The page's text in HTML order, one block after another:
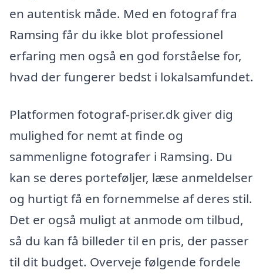
en autentisk måde. Med en fotograf fra
Ramsing får du ikke blot professionel
erfaring men også en god forståelse for,
hvad der fungerer bedst i lokalsamfundet.
Platformen fotograf-priser.dk giver dig
mulighed for nemt at finde og
sammenligne fotografer i Ramsing. Du
kan se deres porteføljer, læse anmeldelser
og hurtigt få en fornemmelse af deres stil.
Det er også muligt at anmode om tilbud,
så du kan få billeder til en pris, der passer
til dit budget. Overveje følgende fordele